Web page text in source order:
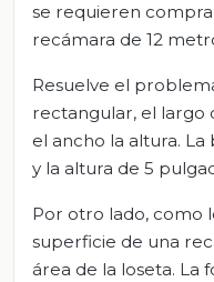
se requieren
recámara de 12
Resuelve el
rectangular, el largo
el ancho la altura. La
y la altura de 5
Por otro lado, como
superficie de una
área de la loseta.